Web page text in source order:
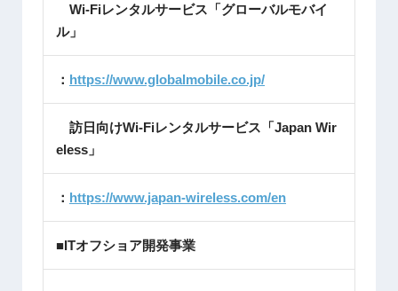
Wi-Fiレンタルサービス「グローバルモバイ
ル」
： https://www.globalmobile.co.jp/
訪日向けWi-Fiレンタルサービス「Japan Wir
eless」
： https://www.japan-wireless.com/en
■ITオフショア開発事業